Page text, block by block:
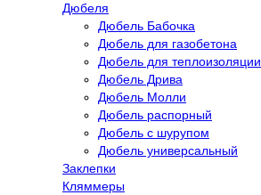
Дюбеля
Дюбель Бабочка
Дюбель для газобетона
Дюбель для теплоизоляции
Дюбель Дрива
Дюбель Молли
Дюбель распорный
Дюбель с шурупом
Дюбель универсальный
Заклепки
Кляммеры